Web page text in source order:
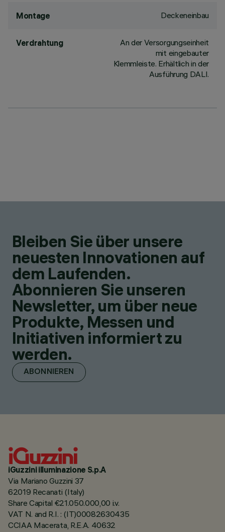
Montage Deckeneinbau
Verdrahtung
An der Versorgungseinheit
mit eingebauter
Klemmleiste. Erhältlich in der
Ausführung DALI.
Bleiben Sie über unsere
neuesten Innovationen auf
dem Laufenden.
Abonnieren Sie unseren
Newsletter, um über neue
Produkte, Messen und
Initiativen informiert zu
werden.
ABONNIEREN
iGuzzini illuminazione S.p.A
Via Mariano Guzzini 37
62019 Recanati (Italy)
Share Capital €21.050.000,00 i.v.
VAT N. and R.I. : (IT)00082630435
CCIAA Macerata, R.E.A. 40632